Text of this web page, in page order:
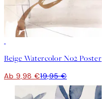
Beige Watercolor No2 Poster
Ab 9,98 €19,95 €